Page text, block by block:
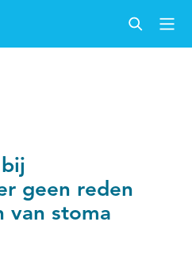
geen reden
van stoma